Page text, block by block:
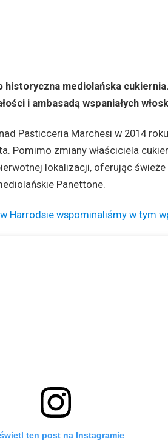
mediolańska
i ambasadą wspaniałych
Pasticceria Marchesi w 2014
Pomimo zmiany właściciela
lokalizacji, oferując
Panettone.
Harrodsie wspominaliśmy w tym
ten post na Instagramie